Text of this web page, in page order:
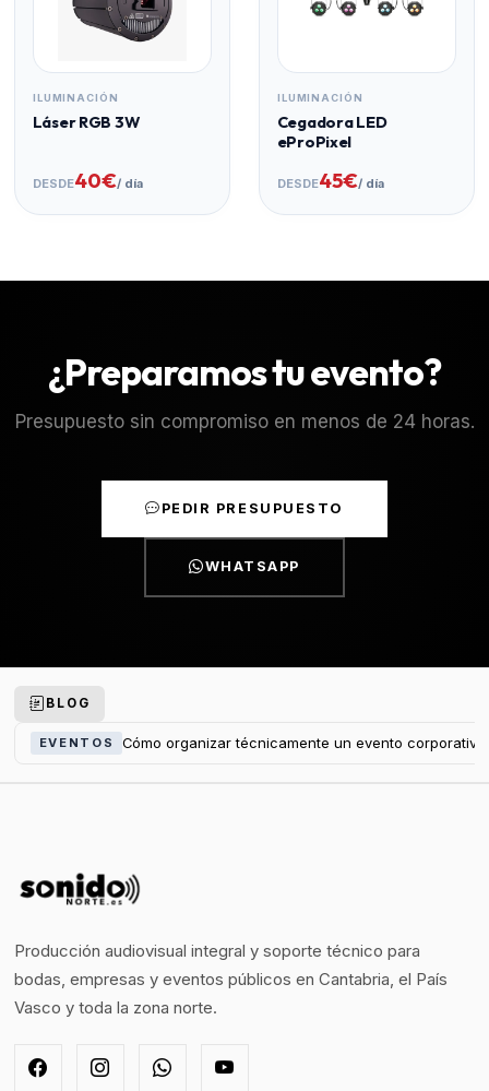
ILUMINACIÓN
Láser RGB 3W
DESDE40€/ día
ILUMINACIÓN
Cegadora LED
eProPixel
DESDE45€/ día
¿Preparamos tu evento?
Presupuesto sin compromiso en menos de 24 horas.
PEDIR PRESUPUESTO
WHATSAPP
BLOG
EVENTOS Cómo organizar técnicamente un evento
Producción audiovisual integral y soporte técnico para
bodas, empresas y eventos públicos en Cantabria, el País
Vasco y toda la zona norte.